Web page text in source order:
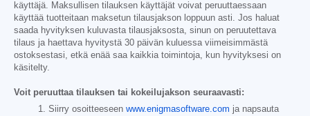
käyttäjä. Maksullisen tilauksen käyttäjät voivat peruuttaessaan
käyttää tuotteitaan maksetun tilausjakson loppuun asti. Jos haluat
saada hyvityksen kuluvasta tilausjaksosta, sinun on peruutettava
tilaus ja haettava hyvitystä 30 päivän kuluessa viimeisimmästä
ostoksestasi, etkä enää saa kaikkia toimintoja, kun hyvityksesi on
käsitelty.
Voit peruuttaa tilauksen tai kokeilujakson seuraavasti:
Siirry osoitteeseen www.enigmasoftware.com ja napsauta